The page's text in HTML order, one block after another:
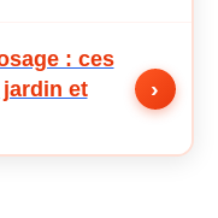
: ces
et
›